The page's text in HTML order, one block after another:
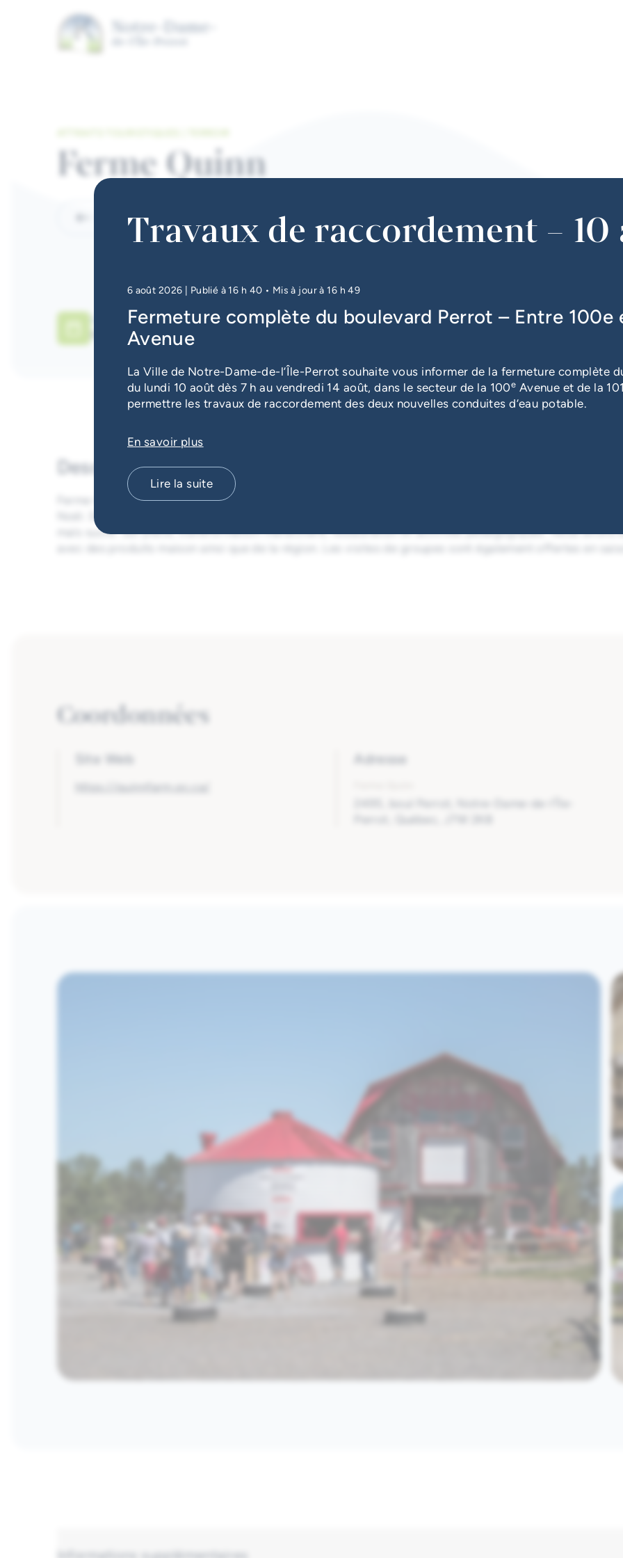
Travaux de raccordement – 10
6 août 2026 | Publié à 16 h 40 • Mis à jour à16 h 49
Fermeture complète du boulevard Perrot – Entre 100e
Avenue
La Ville de Notre-Dame-de-l’Île-Perrot souhaite vous informer de la fermeture complète
du lundi 10 août dès 7 h au vendredi 14 août, dans le secteur de la 100e Avenue et de la 101
permettre les travaux de raccordement des deux nouvelles conduites d’eau potable.
En savoir plus
Lire la suite
Ferme Quinn
Retour
printemps, été, automne
Audience
Description
Ferme Quinn produit principalement des fraises, bleuets, framboises, pommes, citrouilles et courges,
Noël. Des balades en charrette et des labyrinthes sont aussi offerts pour amuser toute la famille.
maïs sucré. Sur place, transformation maraîchère, restauration et activités pédagogiques. Nous avons
avec des produits maison ainsi que de la région. Les visites de groupes sont également offertes en
Coordonnées
Site Web
https://quinnfarm.qc.ca/
Adresse
Images